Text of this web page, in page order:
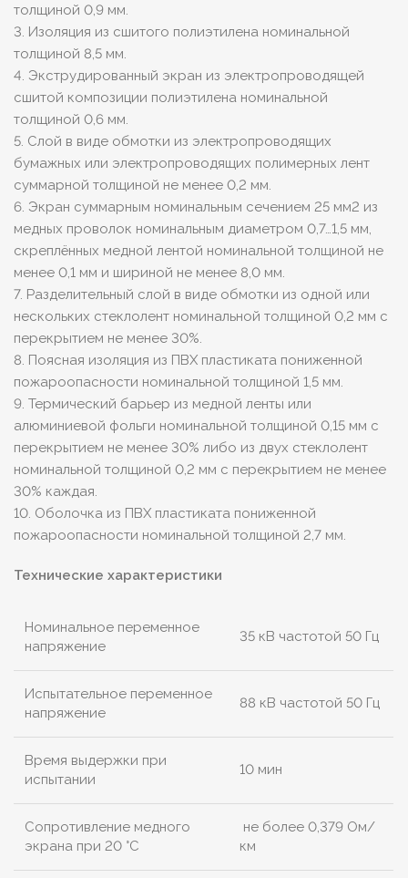
толщиной 0,9 мм.
3. Изоляция из сшитого полиэтилена номинальной
толщиной 8,5 мм.
4. Экструдированный экран из электропроводящей
сшитой композиции полиэтилена номинальной
толщиной 0,6 мм.
5. Слой в виде обмотки из электропроводящих
бумажных или электропроводящих полимерных лент
суммарной толщиной не менее 0,2 мм.
6. Экран суммарным номинальным сечением 25 мм2 из
медных проволок номинальным диаметром 0,7…1,5 мм,
скреплённых медной лентой номинальной толщиной не
менее 0,1 мм и шириной не менее 8,0 мм.
7. Разделительный слой в виде обмотки из одной или
нескольких стеклолент номинальной толщиной 0,2 мм с
перекрытием не менее 30%.
8. Поясная изоляция из ПВХ пластиката пониженной
пожароопасности номинальной толщиной 1,5 мм.
9. Термический барьер из медной ленты или
алюминиевой фольги номинальной толщиной 0,15 мм с
перекрытием не менее 30% либо из двух стеклолент
номинальной толщиной 0,2 мм с перекрытием не менее
30% каждая.
10. Оболочка из ПВХ пластиката пониженной
пожароопасности номинальной толщиной 2,7 мм.
Технические характеристики
Номинальное переменное
напряжение
35 кВ частотой 50 Гц
Испытательное переменное
напряжение
88 кВ частотой 50 Гц
Время выдержки при
испытании
10 мин
Сопротивление медного
экрана при 20 °С
не более 0,379 Ом/
км